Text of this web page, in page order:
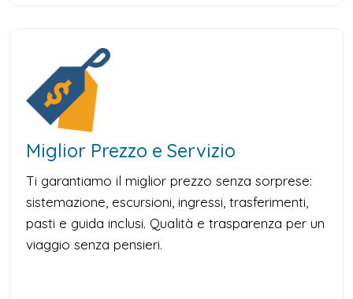
Miglior Prezzo e Servizio
Ti garantiamo il miglior prezzo senza sorprese:
sistemazione, escursioni, ingressi, trasferimenti,
pasti e guida inclusi. Qualità e trasparenza per un
viaggio senza pensieri.